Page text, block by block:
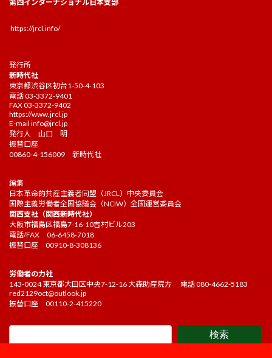
第四インターナショナル日本支部
https://jrcl.info/
発行所
新時代社
東京都渋谷区初台1-50-4-103
電話 03-3372-9401
FAX 03-3372-9402
https://www.jrcl.jp
E-mail info@jrcl.jp
発行人 山口 明
振替口座
00860-4-156009 新時代社
編集
日本革命的共産主義者同盟（JRCL）中央委員会
国際主義労働者全国協議会（NCIW）全国運営委員会
関西支社（関西新時代社）
大阪市福島区福島7-16-10吉村ビル203
電話/FAX 06-6458-7018
振替口座 00910-8-308136
労働者の力社
143-0024 東京都大田区中央7-12-16 大森助産院方 電話 080-4662-5183
red2129oct@outlook.jp
振替口座 00110-2-415220
検索